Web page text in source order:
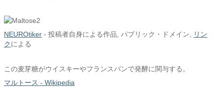
NEUROtiker - 投稿者自身による作品 , パブリック・ドメイン,
リン
クによる
この麦芽糖がウイスキーやフランスパンで発酵に関与する。
マルトース - Wikipedia